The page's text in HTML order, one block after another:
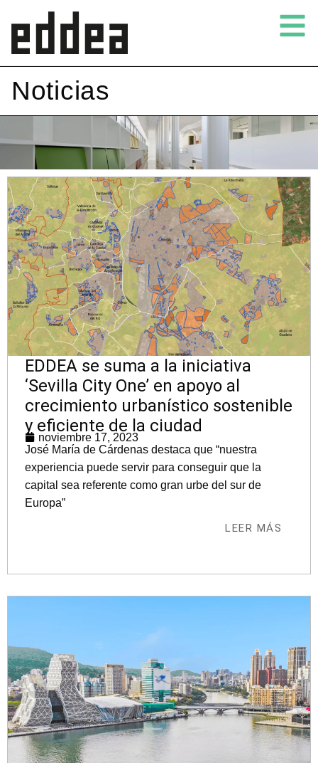
Noticias
EDDEA se suma a la iniciativa
‘Sevilla City One’ en apoyo al
crecimiento urbanístico sostenible
y eficiente de la ciudad
noviembre 17, 2023
José María de Cárdenas destaca que “nuestra
experiencia puede servir para conseguir que la
capital sea referente como gran urbe del sur de
Europa”
LEER MÁS